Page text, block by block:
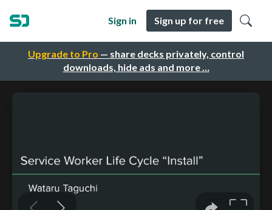
Upgrade to Pro — share decks privately, control
downloads, hide ads and more …
Sign in Sign up for free